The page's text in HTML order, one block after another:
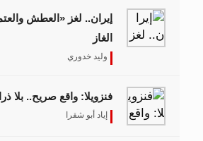
إيران.. لغز «العطش
الغاز
وليد خدوري
فنزويلا: واقع صريح.. بلا
إياد أبو شقرا